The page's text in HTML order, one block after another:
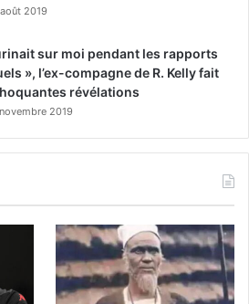
2019
sur moi pendant les rapports
», l’ex-compagne de R. Kelly fait
révélations
2019